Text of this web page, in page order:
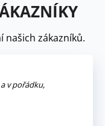
našich zákazníků.
v pořádku,